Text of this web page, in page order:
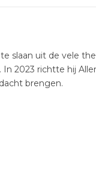
slaan uit de vele
2023 richtte hij
brengen.